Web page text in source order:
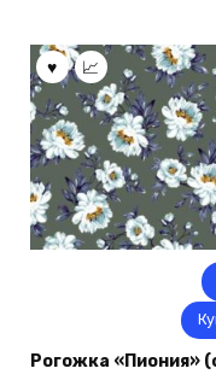
Рогожка «Пиония»